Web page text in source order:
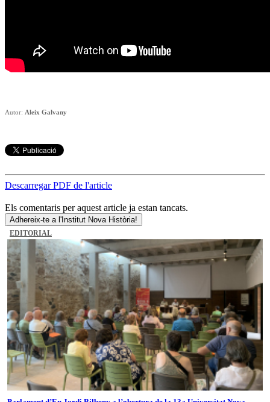
Autor: Aleix Galvany
Descarregar PDF de l'article
Els comentaris per aquest article ja estan tancats.
Adhereix-te a l'Institut Nova Història!
EDITORIAL